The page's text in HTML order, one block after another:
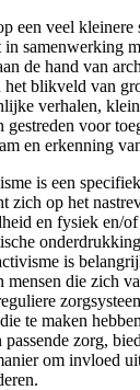
een veel kleinere
in samenwerking
de hand van
het blikveld van
verhalen,
voor
en erkenning
is een
zich op het
en fysiek en/
is
mensen die zich
te maken
zorg,
om invloed